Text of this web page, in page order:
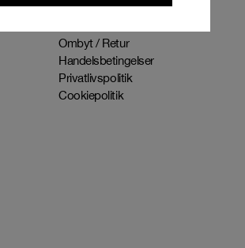
Kontakt
Ombyt / Retur
Handelsbetingelser
Privatlivspolitik
Cookiepolitik